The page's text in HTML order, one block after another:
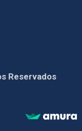
Reservados